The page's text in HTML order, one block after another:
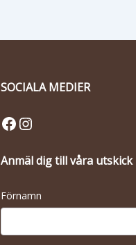
SOCIALA MEDIER
Facebook
Instagram
Anmäl dig till våra utskick
Förnamn